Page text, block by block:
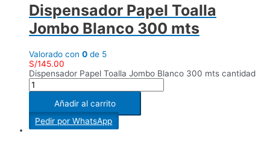
Dispensador Papel Toalla
Jombo Blanco 300 mts
Valorado con 0 de 5
S/145.00
Dispensador Papel Toalla Jombo Blanco 300 mts cantidad
Añadir al carrito
Pedir por WhatsApp